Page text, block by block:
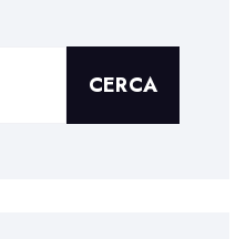
CERCA